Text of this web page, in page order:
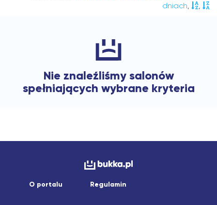
dniach, ,
Nie znaleźliśmy salonów
spełniających wybrane kryteria
O portalu Regulamin